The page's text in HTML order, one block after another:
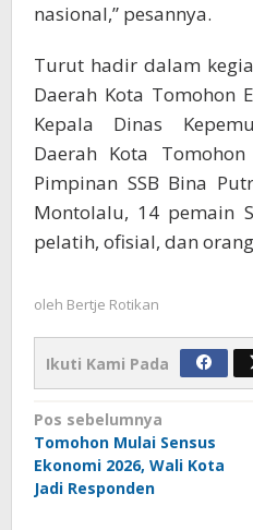
nasional,” pesannya.
Turut hadir dalam
Daerah Kota Tomohon
Kepala Dinas
Daerah Kota
Pimpinan SSB Bina
Montolalu, 14 pemain
pelatih, ofisial, dan
oleh Bertje Rotikan
Ikuti Kami Pada
Navigasi
pos
Pos sebelumnya
Tomohon Mulai Sensus
Ekonomi 2026, Wali Kota
Jadi Responden